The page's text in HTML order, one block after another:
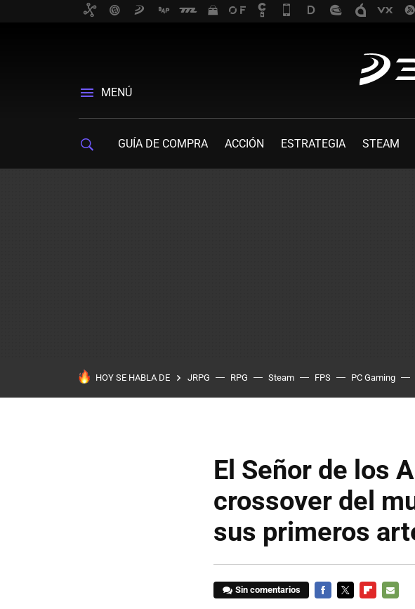
MENÚ
GUÍA DE COMPRA ACCIÓN ESTRATEGIA STEAM
HOY SE HABLA DE JRPG RPG Steam FPS PC Gaming
El Señor de los
crossover del
sus primeros
Sin comentarios